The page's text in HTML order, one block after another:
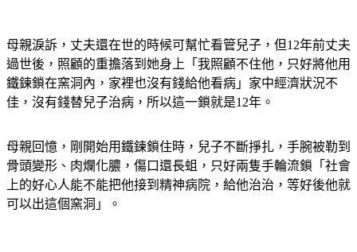
母親淚訴，丈夫還在世的時候可幫忙看管兒子，但12年前丈夫
過世後，照顧的重擔落到她身上「我照顧不住他，只好將他用
鐵鍊鎖在窯洞內，家裡也沒有錢給他看病」家中經濟狀況不
佳，沒有錢替兒子治病，所以這一鎖就是12年。
母親回憶，剛開始用鐵鍊鎖住時，兒子不斷掙扎，手腕被勒到
骨頭變形、肉爛化膿，傷口還長蛆，只好兩隻手輪流鎖「社會
上的好心人能不能把他接到精神病院，給他治治，等好後他就
可以出這個窯洞」。